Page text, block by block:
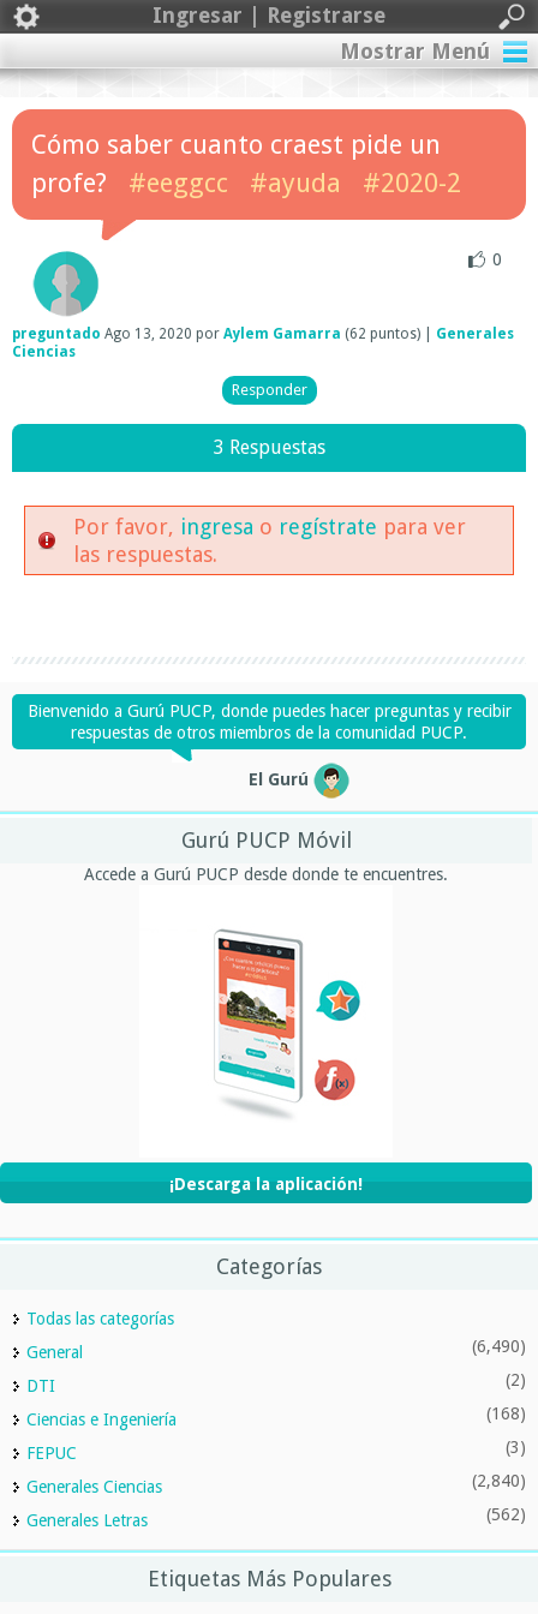
Ingresar | Registrarse
Mostrar Menú
Cómo saber cuanto craest pide un
profe?
#eeggcc #ayuda #2020-2
0
preguntado Ago 13, 2020 por Aylem Gamarra (62 puntos)
Generales
Ciencias
3 Respuestas
Por favor, ingresa o regístrate para ver
las respuestas.
Bienvenido a Gurú PUCP, donde puedes hacer preguntas y recibir
respuestas de otros miembros de la comunidad PUCP.
El Gurú
Gurú PUCP Móvil
Accede a Gurú PUCP desde donde te encuentres.
¡Descarga la aplicación!
Categorías
Todas las categorías
General
(6,490)
DTI (2)
Ciencias e Ingeniería (168)
FEPUC (3)
Generales Ciencias (2,840)
Generales Letras (562)
Etiquetas Más Populares